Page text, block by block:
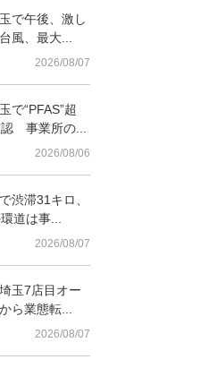
で午後、激し
風、最大...
2026/08/07
で“PFAS”超
事業所の...
2026/08/06
渋滞31キロ、
道は事...
2026/08/07
玉7店目オー
ら業態転...
2026/08/07